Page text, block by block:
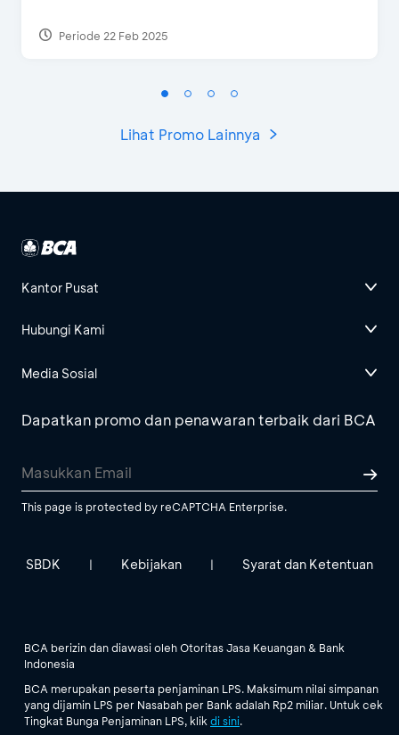
Periode 22 Feb 2025
Lihat Promo Lainnya
Kantor Pusat
Hubungi Kami
Media Sosial
Dapatkan promo dan penawaran terbaik dari BCA
This page is protected by reCAPTCHA Enterprise.
SBDK | Kebijakan | Syarat dan Ketentuan
BCA berizin dan diawasi oleh Otoritas Jasa Keuangan & Bank
Indonesia
BCA merupakan peserta penjaminan LPS. Maksimum nilai simpanan
yang dijamin LPS per Nasabah per Bank adalah Rp2 miliar. Untuk cek
Tingkat Bunga Penjaminan LPS, klik di sini.